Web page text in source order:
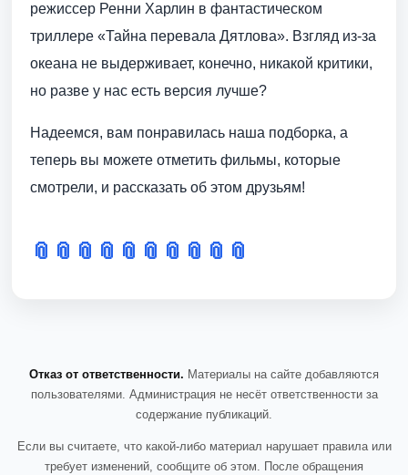
режиссер Ренни Харлин в фантастическом
триллере «Тайна перевала Дятлова». Взгляд из-за
океана не выдерживает, конечно, никакой критики,
но разве у нас есть версия лучше?
Надеемся, вам понравилась наша подборка, а
теперь вы можете отметить фильмы, которые
смотрели, и рассказать об этом друзьям!
📎 📎 📎 📎 📎 📎 📎 📎 📎 📎
Отказ от ответственности. Материалы на сайте добавляются
пользователями. Администрация не несёт ответственности за
содержание публикаций.
Если вы считаете, что какой-либо материал нарушает правила или
требует изменений, сообщите об этом. После обращения